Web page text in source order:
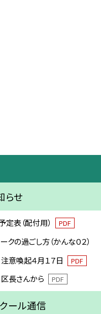
らせ
表（配付用） PDF
クの過ごし方（かんな０２）
意喚起４月１７日 PDF
長さんから PDF
ール通信